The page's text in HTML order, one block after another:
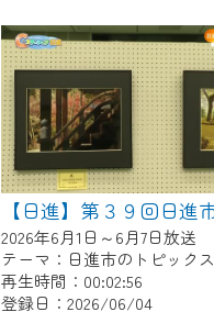
2026年6月1日～6月7日放送
テーマ：日進市のトピックス
再生時間：00:02:56
登録日：2026/06/04